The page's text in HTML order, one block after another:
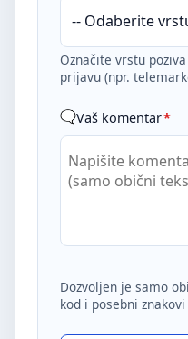
Označite vrstu
prijavu (npr.
Vaš komentar*
Dozvoljen je samo
kod i posebni